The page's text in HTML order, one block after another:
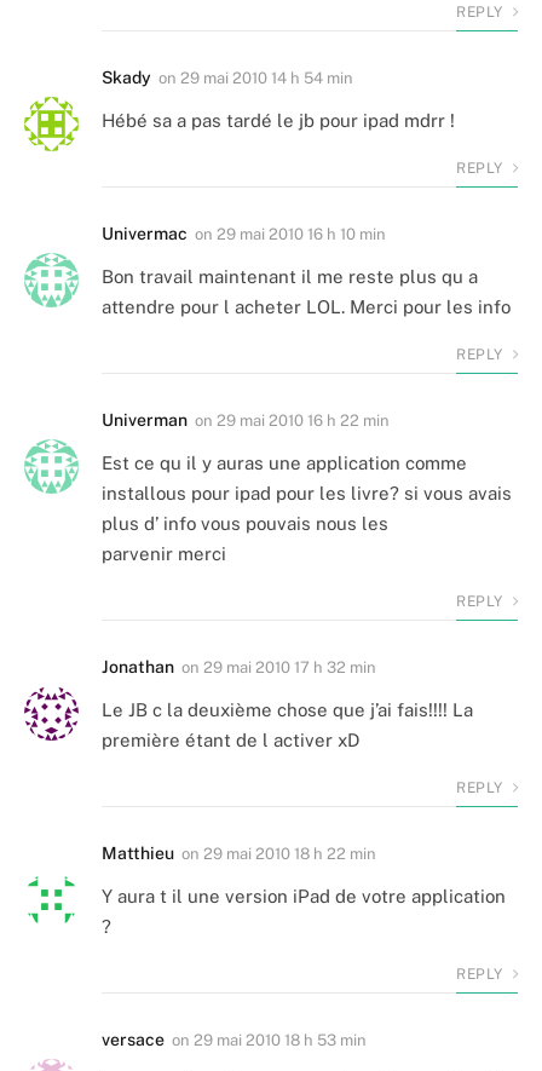
REPLY
Skady on 29 mai 2010 14 h 54 min
Hébé sa a pas tardé le jb pour ipad mdrr !
REPLY
Univermac on 29 mai 2010 16 h 10 min
Bon travail maintenant il me reste plus qu a
attendre pour l acheter LOL. Merci pour les info
REPLY
Univerman on 29 mai 2010 16 h 22 min
Est ce qu il y auras une application comme
installous pour ipad pour les livre? si vous avais
plus d’ info vous pouvais nous les
parvenir merci
REPLY
Jonathan on 29 mai 2010 17 h 32 min
Le JB c la deuxième chose que j’ai fais!!!! La
première étant de l activer xD
REPLY
Matthieu on 29 mai 2010 18 h 22 min
Y aura t il une version iPad de votre application
?
REPLY
versace on 29 mai 2010 18 h 53 min